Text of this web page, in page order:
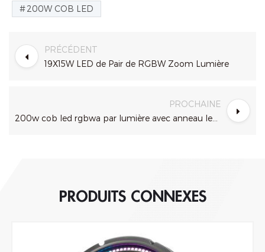
200W COB LED
PRÉCÉDENT
19X15W LED de Pair de RGBW Zoom Lumière
PROCHAINE
PRODUITS CONNEXES